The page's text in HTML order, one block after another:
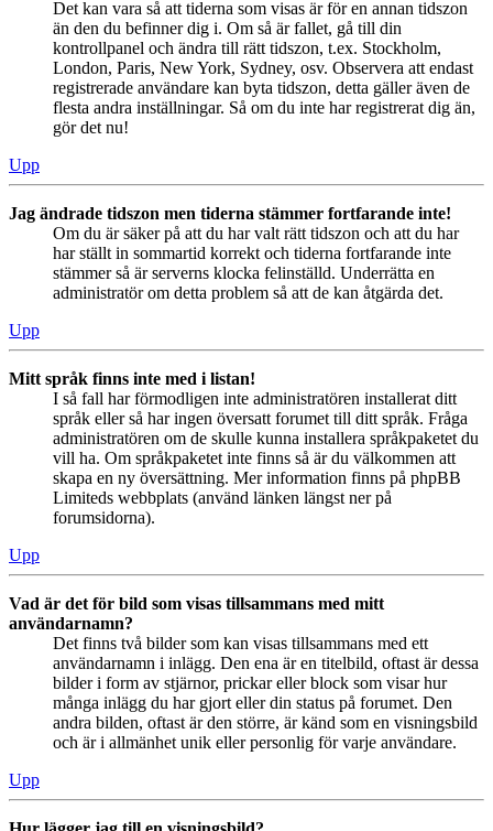
Det kan vara så att tiderna som visas är för en annan tidszon
än den du befinner dig i. Om så är fallet, gå till din
kontrollpanel och ändra till rätt tidszon, t.ex. Stockholm,
London, Paris, New York, Sydney, osv. Observera att endast
registrerade användare kan byta tidszon, detta gäller även de
flesta andra inställningar. Så om du inte har registrerat dig än,
gör det nu!
Upp
Jag ändrade tidszon men tiderna stämmer fortfarande inte!
Om du är säker på att du har valt rätt tidszon och att du har
har ställt in sommartid korrekt och tiderna fortfarande inte
stämmer så är serverns klocka felinställd. Underrätta en
administratör om detta problem så att de kan åtgärda det.
Upp
Mitt språk finns inte med i listan!
I så fall har förmodligen inte administratören installerat ditt
språk eller så har ingen översatt forumet till ditt språk. Fråga
administratören om de skulle kunna installera språkpaketet du
vill ha. Om språkpaketet inte finns så är du välkommen att
skapa en ny översättning. Mer information finns på phpBB
Limiteds webbplats (använd länken längst ner på
forumsidorna).
Upp
Vad är det för bild som visas tillsammans med mitt
användarnamn?
Det finns två bilder som kan visas tillsammans med ett
användarnamn i inlägg. Den ena är en titelbild, oftast är dessa
bilder i form av stjärnor, prickar eller block som visar hur
många inlägg du har gjort eller din status på forumet. Den
andra bilden, oftast är den större, är känd som en visningsbild
och är i allmänhet unik eller personlig för varje användare.
Upp